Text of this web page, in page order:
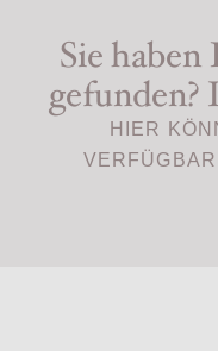
Sie
gefunden?
HIER